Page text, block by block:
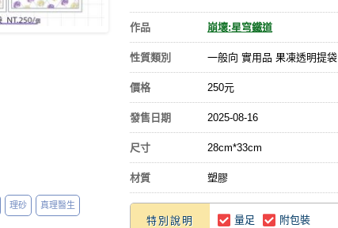
理砂 真理醫生
作品 崩壞:星穹鐵道
性質類別 一般向 實用品 果凍透明提袋
價格 250元
發售日期 2025-08-16
尺寸 28cm*33cm
材質 塑膠
特別說明 量足 附包裝